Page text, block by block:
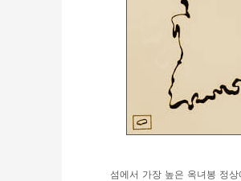
섬에서 가장 높은 옥녀봉 정